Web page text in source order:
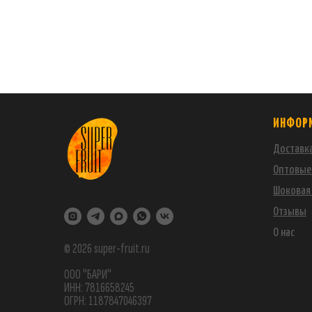
© 2026 super-fruit.ru
ООО "БАРИ"
ИНН: 7816658245
ОГРН: 1187847046397
Шоковая
Отзывы
О нас